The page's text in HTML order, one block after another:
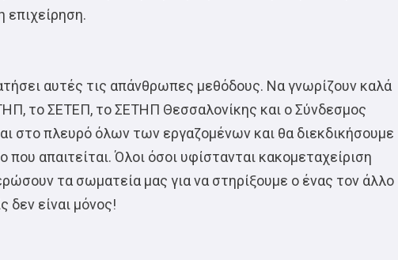
επιχείρηση.
αυτές τις απάνθρωπες μεθόδους. Να γνωρίζουν καλά
το ΣΕΤΕΠ, το ΣΕΤΗΠ Θεσσαλονίκης και ο Σύνδεσμος
στο πλευρό όλων των εργαζομένων και θα διεκδικήσουμε
απαιτείται. Όλοι όσοι υφίστανται κακομεταχείριση
τα σωματεία μας για να στηρίξουμε ο ένας τον άλλο
δεν είναι μόνος!